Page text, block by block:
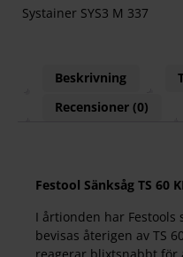
Systainer SYS3 M 337
Beskrivning
Recensioner (0)
Festool Sänksåg TS 60
I årtionden har Festools
bevisas återigen av TS
reagerar blixtsnabbt